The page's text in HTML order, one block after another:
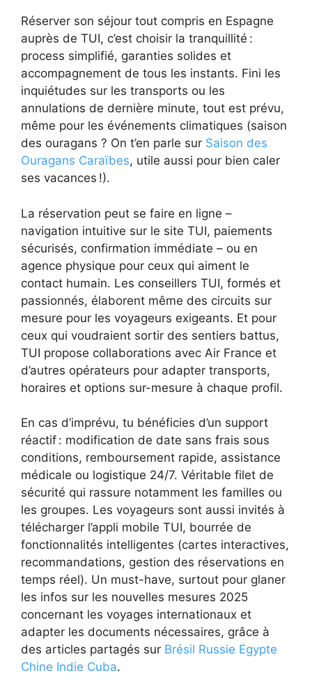
Réserver son séjour tout compris en Espagne
auprès de TUI, c’est choisir la tranquillité :
process simplifié, garanties solides et
accompagnement de tous les instants. Fini les
inquiétudes sur les transports ou les
annulations de dernière minute, tout est prévu,
même pour les événements climatiques (saison
des ouragans ? On t’en parle sur Saison des
Ouragans Caraïbes, utile aussi pour bien caler
ses vacances !).
La réservation peut se faire en ligne –
navigation intuitive sur le site TUI, paiements
sécurisés, confirmation immédiate – ou en
agence physique pour ceux qui aiment le
contact humain. Les conseillers TUI, formés et
passionnés, élaborent même des circuits sur
mesure pour les voyageurs exigeants. Et pour
ceux qui voudraient sortir des sentiers battus,
TUI propose collaborations avec Air France et
d’autres opérateurs pour adapter transports,
horaires et options sur-mesure à chaque profil.
En cas d’imprévu, tu bénéficies d’un support
réactif : modification de date sans frais sous
conditions, remboursement rapide, assistance
médicale ou logistique 24/7. Véritable filet de
sécurité qui rassure notamment les familles ou
les groupes. Les voyageurs sont aussi invités à
télécharger l’appli mobile TUI, bourrée de
fonctionnalités intelligentes (cartes interactives,
recommandations, gestion des réservations en
temps réel). Un must-have, surtout pour glaner
les infos sur les nouvelles mesures 2025
concernant les voyages internationaux et
adapter les documents nécessaires, grâce à
des articles partagés sur Brésil Russie Egypte
Chine Indie Cuba.